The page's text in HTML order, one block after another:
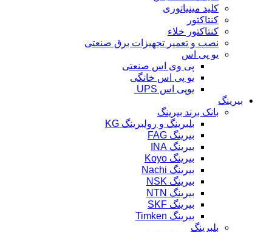
کلید مینیاتوری
کنتاکتور
کنتاکتور خلاء
نصب و تعمیر تجهیزات برق صنعتی
یو پی اس
پی وی اس صنعتی
یو پی اس خانگی
یوپی اس UPS
بیرینگ
بانک برند بیرینگ
بلبرینگ و رولبرینگ KG
بیرینگ FAG
بیرینگ INA
بیرینگ Koyo
بیرینگ Nachi
بیرینگ NSK
بیرینگ NTN
بیرینگ SKF
بیرینگ Timken
بلبرینگ